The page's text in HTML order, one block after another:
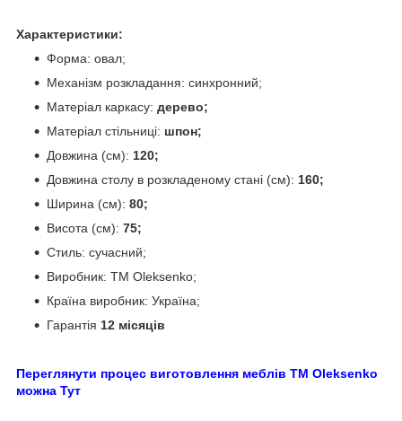
Характеристики:
Форма: овал;
Механізм розкладання: синхронний;
Матеріал каркасу: дерево;
Матеріал стільниці: шпон;
Довжина (см): 120;
Довжина столу в розкладеному стані (см): 160;
Ширина (см): 80;
Висота (см): 75;
Стиль: сучасний;
Виробник: TM Oleksenko;
Країна виробник: Україна;
Гарантія 12 місяців
Переглянути процес виготовлення меблів TM Oleksenko
можна Тут